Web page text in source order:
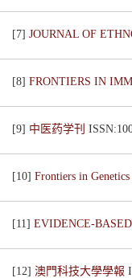
[7] JOURNAL OF
[8] FRONTIERS IN
[9] 中医药学刊
[10] Frontiers in Genetics
[11] EVIDENCE-
[12] 澳門科技大學學報